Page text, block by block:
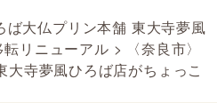
ば大仏プリン本舗 東大寺夢風
リニューアル >
〈奈良市〉
大寺夢風ひろば店がちょっこ